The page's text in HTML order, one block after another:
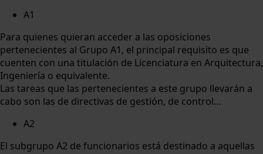
A1
Para quienes quieran acceder a las oposiciones
pertenecientes al Grupo A1, el principal requisito es que
cuenten con una titulación de Licenciatura en Arquitectura,
Ingeniería o equivalente.
Las tareas que las pertenecientes a este grupo llevarán a
cabo son las de directivas de gestión, de control…
A2
El subgrupo A2 de funcionarios está destinado a aquellas